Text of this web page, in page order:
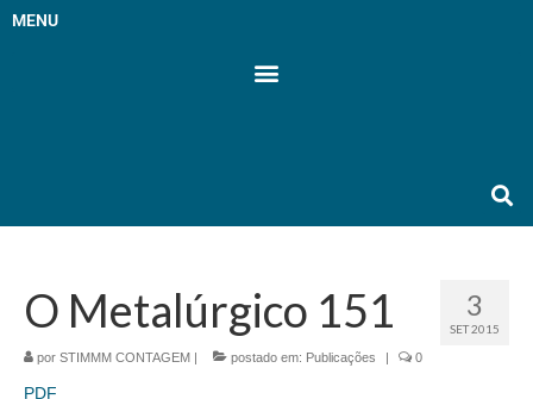
MENU
3
SET 2015
O Metalúrgico 151
por STIMMM CONTAGEM | postado em: Publicações | 0
PDF